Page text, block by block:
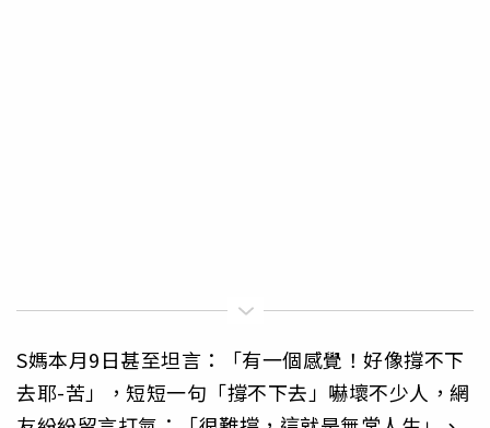
S媽本月9日甚至坦言：「有一個感覺！好像撐不下
去耶-苦」，短短一句「撐不下去」嚇壞不少人，網